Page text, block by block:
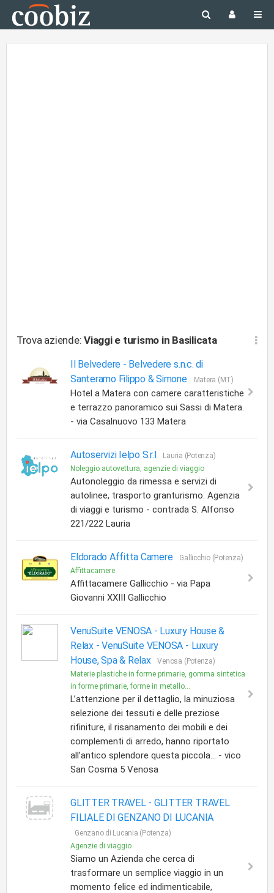
Trova aziende:Viaggi e turismo in Basilicata
Il Belvedere - Belvedere s.n.c. di
Santeramo Filippo & Simone
Matera (MT)
Hotel a Matera con camere caratteristiche
e terrazzo panoramico sui Sassi di Matera.
- via Casalnuovo 133 Matera
Autoservizi Ielpo S.r.l
Lauria (Potenza)
Noleggio autovettura, agenzie di viaggio
Autonoleggio da rimessa e servizi di
autolinee, trasporto granturismo. Agenzia
di viaggi e turismo - contrada S. Alfonso
221/222 Lauria
Eldorado Affitta Camere
Gallicchio (Potenza)
Affittacamere
Affittacamere Gallicchio - via Papa
Giovanni XXIII Gallicchio
VenuSuite VENOSA - Luxury House &
Relax -VenuSuite VENOSA - Luxury
House, Spa & Relax
Venosa (Potenza)
Materie plastiche in forme primarie, gomma sintetica
in forme primarie, forme in metallo...
L’attenzione per il dettaglio, la minuziosa
selezione dei tessuti e delle preziose
rifiniture, il risanamento dei mobili e dei
complementi di arredo, hanno riportato
all’antico splendore questa piccola... - vico
San Cosma 5 Venosa
GLITTER TRAVEL - GLITTER TRAVEL
FILIALE DI GENZANO DI LUCANIA
Genzano di Lucania (Potenza)
Agenzie di viaggio
Siamo un Azienda che cerca di
trasformare un semplice viaggio in un
momento felice ed indimenticabile,